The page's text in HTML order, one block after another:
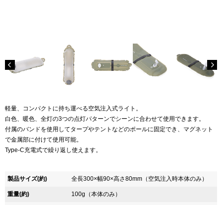
軽量、コンパクトに持ち運べる空気注入式ライト。
白色、暖色、全灯の3つの点灯パターンでシーンに合わせて使用できます。
付属のバンドを使用してタープやテントなどのポールに固定でき、マグネット
で金属部に付けて使用可能。
Type-C充電式で繰り返し使えます。
製品サイズ(約) 全長300×幅90×高さ80mm（空気注入時本体のみ）
重量(約) 100g（本体のみ）